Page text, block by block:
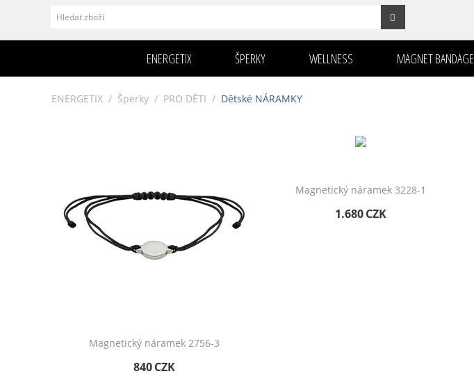
ENERGETIX ŠPERKY WELLNESS MAGNET BANDAGE
ENERGETIX / Šperky / PRO DĚTI / Dětské NÁRAMKY
Magnetický náramek 2756-3
840CZK
Magnetický náramek 3228-1
1.680 CZK